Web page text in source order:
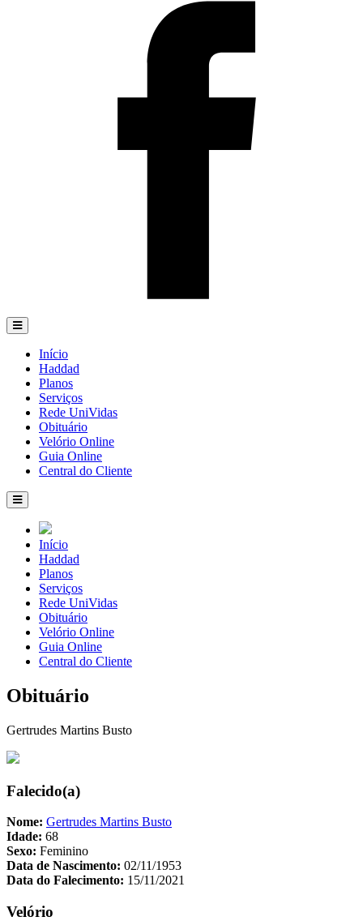
Início
Haddad
Planos
Serviços
Rede UniVidas
Obituário
Velório Online
Guia Online
Central do Cliente
Início
Haddad
Planos
Serviços
Rede UniVidas
Obituário
Velório Online
Guia Online
Central do Cliente
Obituário
Gertrudes Martins Busto
Falecido(a)
Nome: Gertrudes Martins Busto
Idade: 68
Sexo: Feminino
Data de Nascimento: 02/11/1953
Data do Falecimento: 15/11/2021
Velório